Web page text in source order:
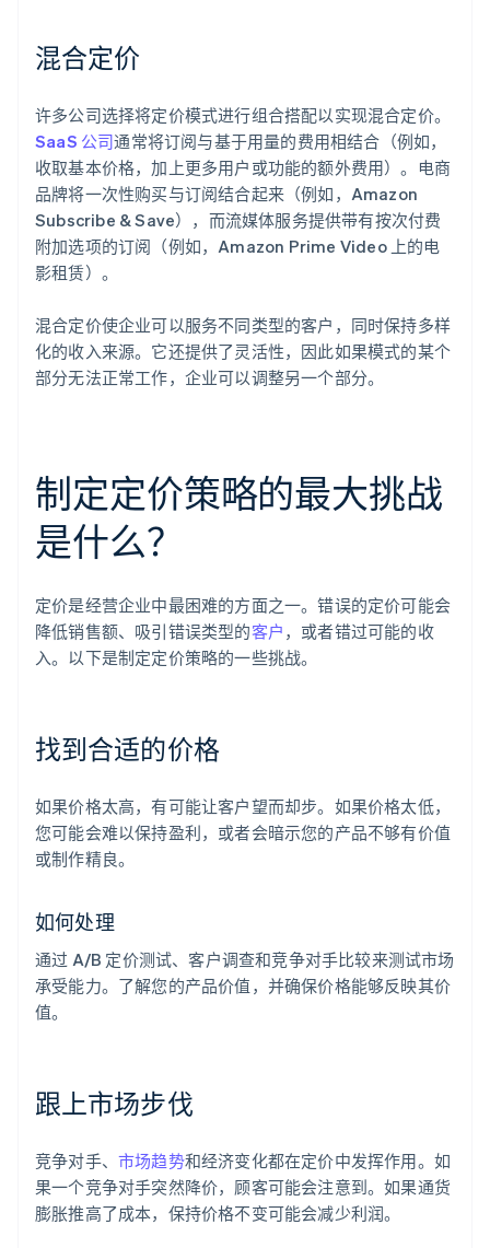
混合定价
许多公司选择将定价模式进行组合搭配以实现混合定价。
SaaS 公司通常将订阅与基于用量的费用相结合（例如，
收取基本价格，加上更多用户或功能的额外费用）。电商
品牌将一次性购买与订阅结合起来（例如，Amazon
Subscribe & Save），而流媒体服务提供带有按次付费
附加选项的订阅（例如，Amazon Prime Video 上的电
影租赁）。
混合定价使企业可以服务不同类型的客户，同时保持多样
化的收入来源。它还提供了灵活性，因此如果模式的某个
部分无法正常工作，企业可以调整另一个部分。
制定定价策略的最大挑战
是什么？
定价是经营企业中最困难的方面之一。错误的定价可能会
降低销售额、吸引错误类型的客户 ，或者错过可能的收
入。以下是制定定价策略的一些挑战。
找到合适的价格
如果价格太高，有可能让客户望而却步。如果价格太低，
您可能会难以保持盈利，或者会暗示您的产品不够有价值
或制作精良。
如何处理
通过 A/B 定价测试、客户调查和竞争对手比较来测试市场
承受能力。了解您的产品价值，并确保价格能够反映其价
值。
跟上市场步伐
竞争对手、 市场趋势和经济变化都在定价中发挥作用。如
果一个竞争对手突然降价，顾客可能会注意到。如果通货
膨胀推高了成本，保持价格不变可能会减少利润。